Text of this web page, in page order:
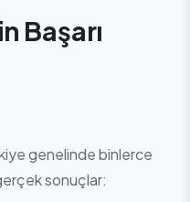
Başarı
genelinde binlerce
sonuçlar: